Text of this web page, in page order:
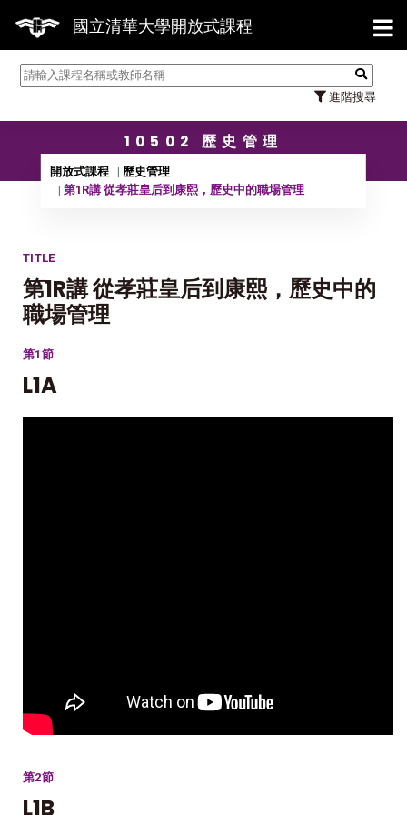
國立清華大學開放式課程
進階搜尋
【7/31】114學年度第2學
10502 歷史管理
開放式課程
歷史管理
第1R講 從孝莊皇后到康熙，歷史中的職場管理
TITLE
第1R講 從孝莊皇后到康熙，歷史中的
職場管理
第1節
L1A
第2節
L1B